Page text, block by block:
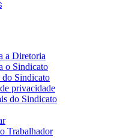
a Diretoria
o Sindicato
do Sindicato
privacidade
do Sindicato
Trabalhador